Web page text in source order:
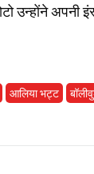
उन्होंने अपनी
आलिया भट्ट